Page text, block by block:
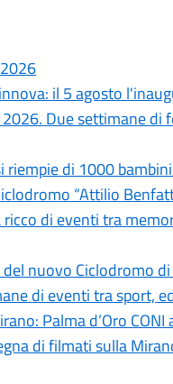
il 5 agosto
Due settimane
riempie di 1000
“Attilio
di eventi tra
nuovo Ciclodromo
di eventi tra sport,
Palma d’Oro
di filmati sulla